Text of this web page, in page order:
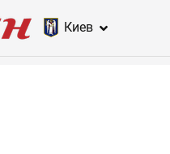
Киев